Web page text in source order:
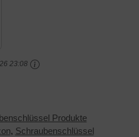
23:08
Produkte
, Schraubenschlüssel